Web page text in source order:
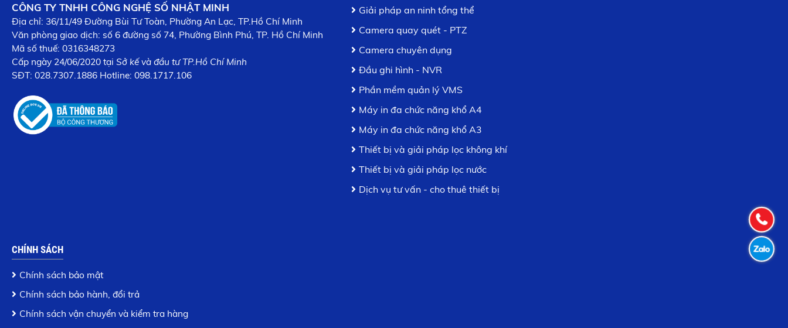
CÔNG TY TNHH CÔNG NGHỆ SỐ NHẬT MINH
Địa chỉ: 36/11/49 Đường Bùi Tư Toàn, Phường An Lạc, TP.Hồ Chí Minh
Văn phòng giao dịch: số 6 đường số 74, Phường Bình Phú, TP. Hồ Chí Minh
Mã số thuế: 0316348273
Cấp ngày 24/06/2020 tại Sở kế và đầu tư TP.Hồ Chí Minh
SĐT: 028.7307.1886 Hotline: 098.1717.106
CHÍNH SÁCH
Chính sách bảo mật
Chính sách bảo hành, đổi trả
Chính sách vận chuyển và kiểm tra hàng
Giải pháp an ninh tổng thể
Camera quay quét - PTZ
Camera chuyên dụng
Đầu ghi hình - NVR
Phần mềm quản lý VMS
Máy in đa chức năng khổ A4
Máy in đa chức năng khổ A3
Thiết bị và giải pháp lọc không khí
Thiết bị và giải pháp lọc nước
Dịch vụ tư vấn - cho thuê thiết bị